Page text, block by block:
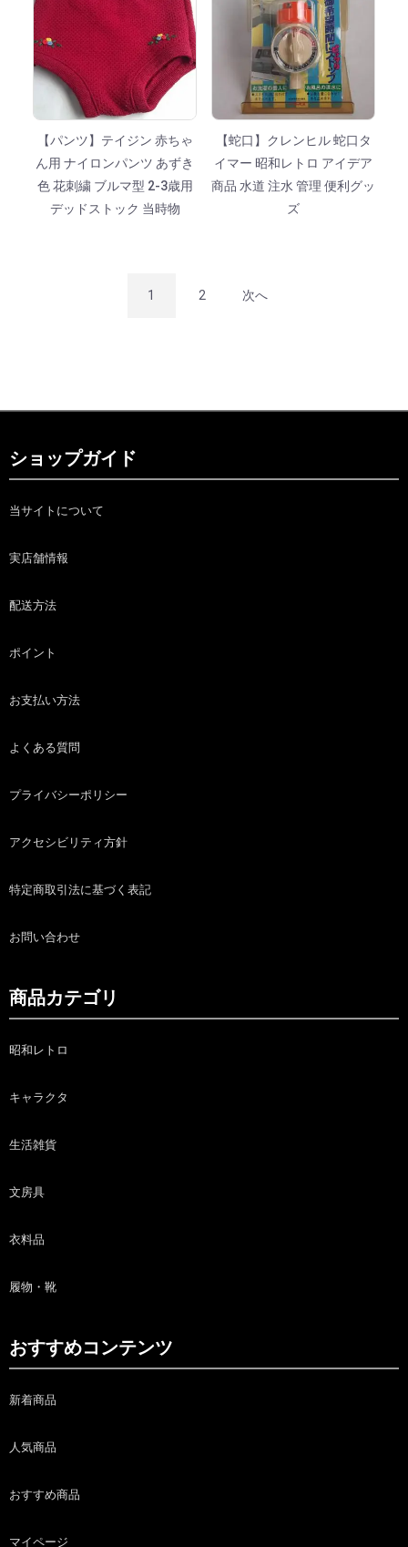
【パンツ】テイジン 赤ちゃ
ん用 ナイロンパンツ あずき
色 花刺繍 ブルマ型 2-3歳用
デッドストック 当時物
【蛇口】クレンヒル 蛇口タ
イマー 昭和レトロ アイデア
商品 水道 注水 管理 便利グッ
ズ
1 2 次へ
ショップガイド
当サイトについて
実店舗情報
配送方法
ポイント
お支払い方法
よくある質問
プライバシーポリシー
アクセシビリティ方針
特定商取引法に基づく表記
お問い合わせ
商品カテゴリ
昭和レトロ
キャラクタ
生活雑貨
文房具
衣料品
履物・靴
おすすめコンテンツ
新着商品
人気商品
おすすめ商品
マイページ